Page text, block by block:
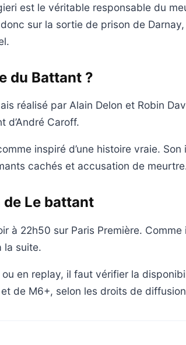
est le véritable responsable du
sur la sortie de prison de
du Battant ?
réalisé par Alain Delon et Robin
d’André Caroff.
inspiré d’une histoire vraie.
cachés et accusation de
Le battant
22h50 sur Paris Première. Comme il
la suite.
en replay, il faut vérifier la
de M6+, selon les droits de